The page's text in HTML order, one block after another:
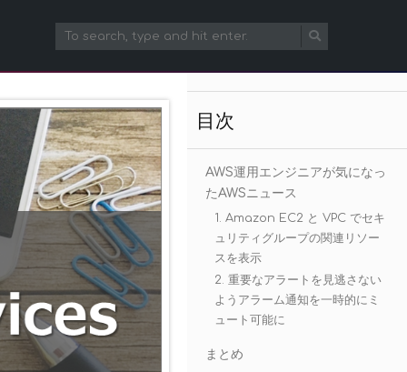
目次
AWS運用エンジニアが気になっ
たAWSニュース
1. Amazon EC2 と VPC でセキ
ュリティグループの関連リソー
スを表示
2. 重要なアラートを見逃さない
ようアラーム通知を一時的にミ
ュート可能に
まとめ